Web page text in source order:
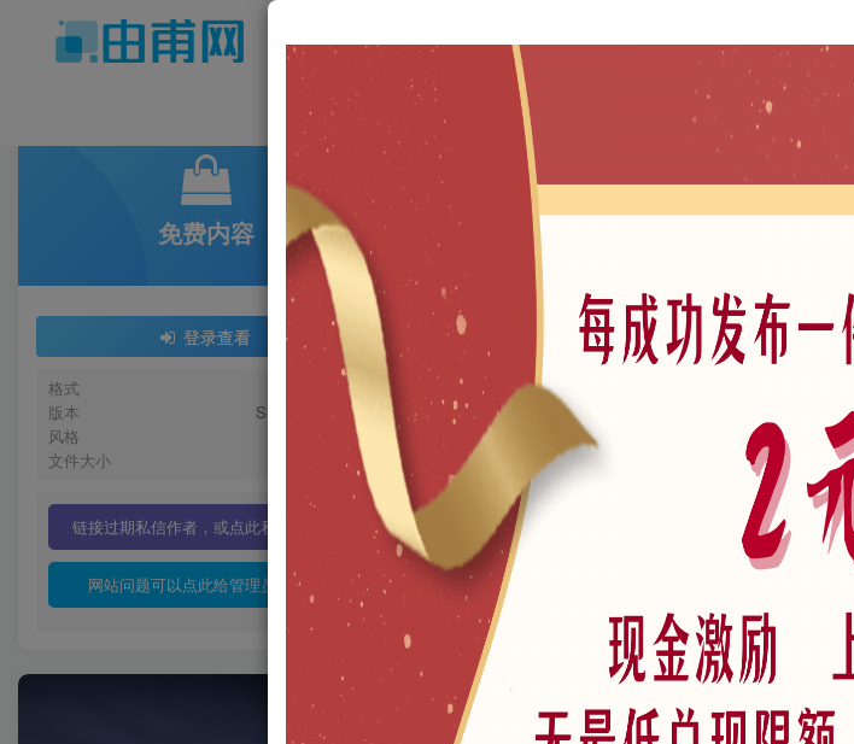
旗下站点 商城 模型 文本 资料
首页 A-三维模型
休闲廊架亭子屏风背景墙新中式
米一风
这家伙很懒，什么都没有写...
免费内容
登录查看
格式
skp
版本
SketchUp 2013
风格
新中式
文件大小
559KB
链接过期私信作者，或点此私信管理员
网站问题可以点此给管理员发邮件